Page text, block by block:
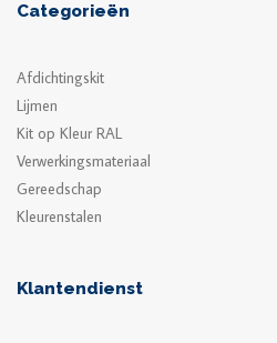
Categorieën
Afdichtingskit
Lijmen
Kit op Kleur RAL
Verwerkingsmateriaal
Gereedschap
Kleurenstalen
Klantendienst